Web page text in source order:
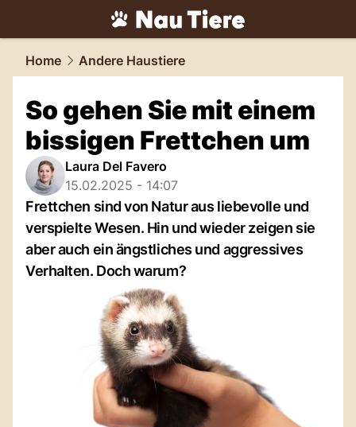
tiere.NAU.ch
Home Andere Haustiere
So gehen Sie mit einem
bissigen Frettchen um
Laura Del Favero
15.02.2025 - 14:07
Frettchen sind von Natur aus liebevolle und
verspielte Wesen. Hin und wieder zeigen sie
aber auch ein ängstliches und aggressives
Verhalten. Doch warum?